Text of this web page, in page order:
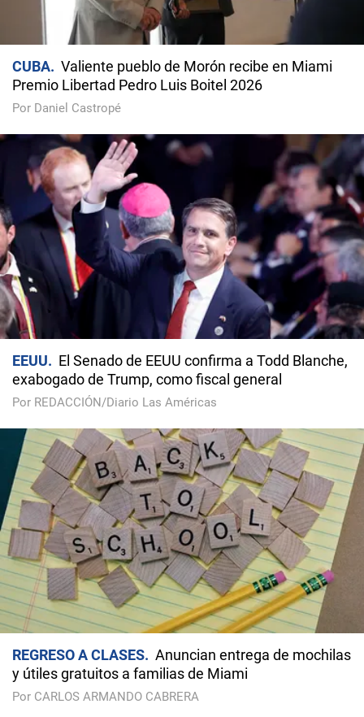
CUBA
Valiente pueblo de Morón recibe en Miami
Premio Libertad Pedro Luis Boitel 2026
Por Daniel Castropé
EEUU
El Senado de EEUU confirma a Todd Blanche,
exabogado de Trump, como fiscal general
Por REDACCIÓN/Diario Las Américas
REGRESO A CLASES
Anuncian entrega de mochilas
y útiles gratuitos a familias de Miami
Por CARLOS ARMANDO CABRERA